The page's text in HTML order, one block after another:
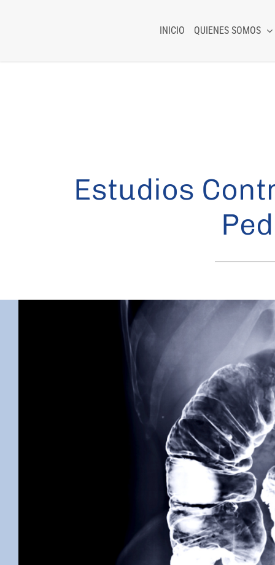
INICIO QUIENES SOMOS
Estudios